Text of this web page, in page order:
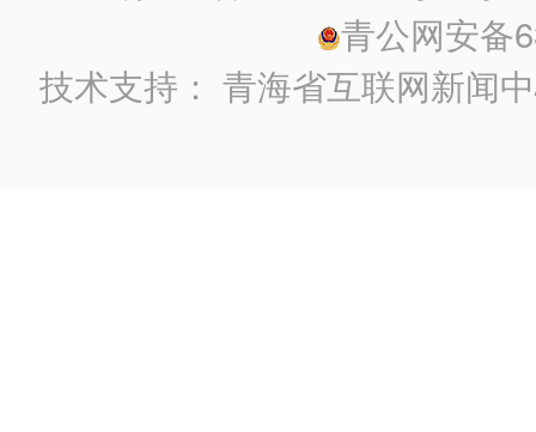
青公网安备
技术支持：青海省互联网新闻